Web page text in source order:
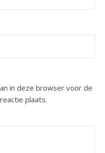
in deze browser voor de
plaats.